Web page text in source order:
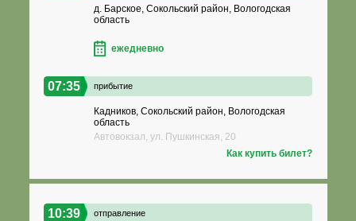
д. Барское, Сокольский район, Вологодская
область
ежедневно
07:35 прибытие
Кадников, Сокольский район, Вологодская
область
Автовокзал, ул. Пушкинская, 20
Как купить билет?
10:39 отправление